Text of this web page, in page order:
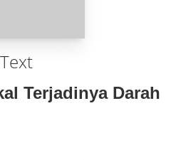
Text
Terjadinya Darah